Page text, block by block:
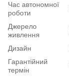
Час автономної
роботи
Джерело
живлення
Дизайн
Гарантійний
термін